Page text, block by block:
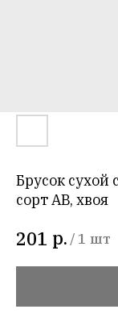
Брусок
сорт AB, хвоя
201 р. / 1 шт